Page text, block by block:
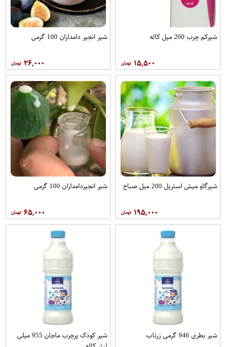
شیرکم چرب 200 میل کاله
۱۵,۵۰۰
شیر انجیر دامداران 100 گرمی
۲۶,۰۰۰
شیرگاو میش استریل 200 میل صباح
۱۹۵,۰۰۰
شیر انجیردامداران 100 گرمی
۶۵,۰۰۰
شیر بطری 946 گرمی زرناب
شیر کودک پرچرب ماجان 955 میلی